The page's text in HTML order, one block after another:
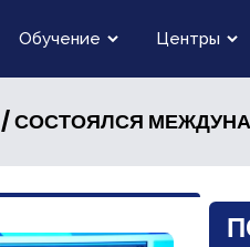
Обучение Центры
/ СОСТОЯЛСЯ